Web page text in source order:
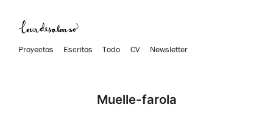
Proyectos Escritos Todo CV Newsletter
Muelle-farola